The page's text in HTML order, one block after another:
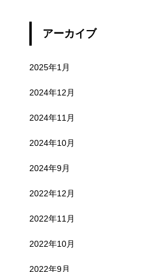
アーカイブ
2025年1月
2024年12月
2024年11月
2024年10月
2024年9月
2022年12月
2022年11月
2022年10月
2022年9月